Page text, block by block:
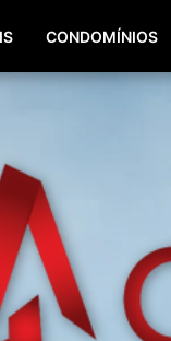
CONDOMÍNIOS